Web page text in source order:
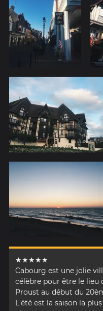
★★★★★
Cabourg est une jolie
célèbre pour être le lieu
Proust au début du
L'été est la saison la